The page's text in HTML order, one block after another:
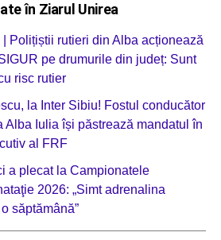
în Ziarul Unirea
Polițiștii rutieri din Alba acționează
pe drumurile din județ: Sunt
risc rutier
la Inter Sibiu! Fostul conducător
Alba Iulia își păstrează mandatul în
al FRF
a plecat la Campionatele
2026: „Simt adrenalina
săptămână”